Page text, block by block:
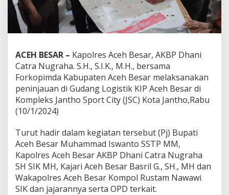
ACEH BESAR – Kapolres Aceh Besar, AKBP Dhani
Catra Nugraha. S.H., S.I.K., M.H., bersama
Forkopimda Kabupaten Aceh Besar melaksanakan
peninjauan di Gudang Logistik KIP Aceh Besar di
Kompleks Jantho Sport City (JSC) Kota Jantho,Rabu
(10/1/2024)
Turut hadir dalam kegiatan tersebut (Pj) Bupati
Aceh Besar Muhammad Iswanto SSTP MM,
Kapolres Aceh Besar AKBP Dhani Catra Nugraha
SH SIK MH, Kajari Aceh Besar Basril G., SH., MH dan
Wakapolres Aceh Besar Kompol Rustam Nawawi
SIK dan jajarannya serta OPD terkait.